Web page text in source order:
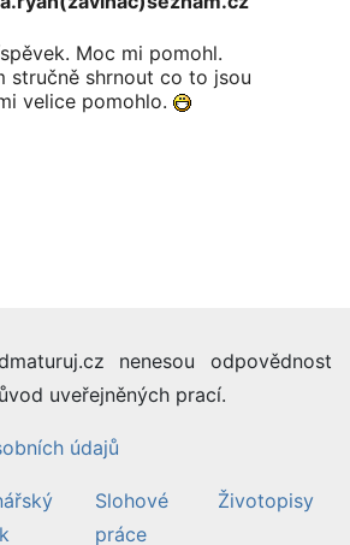
Moc mi pomohl.
stručně shrnout co to jsou
velice pomohlo.
nenesou odpovědnost
uveřejněných prací.
údajů
Slohové
práce
Životopisy